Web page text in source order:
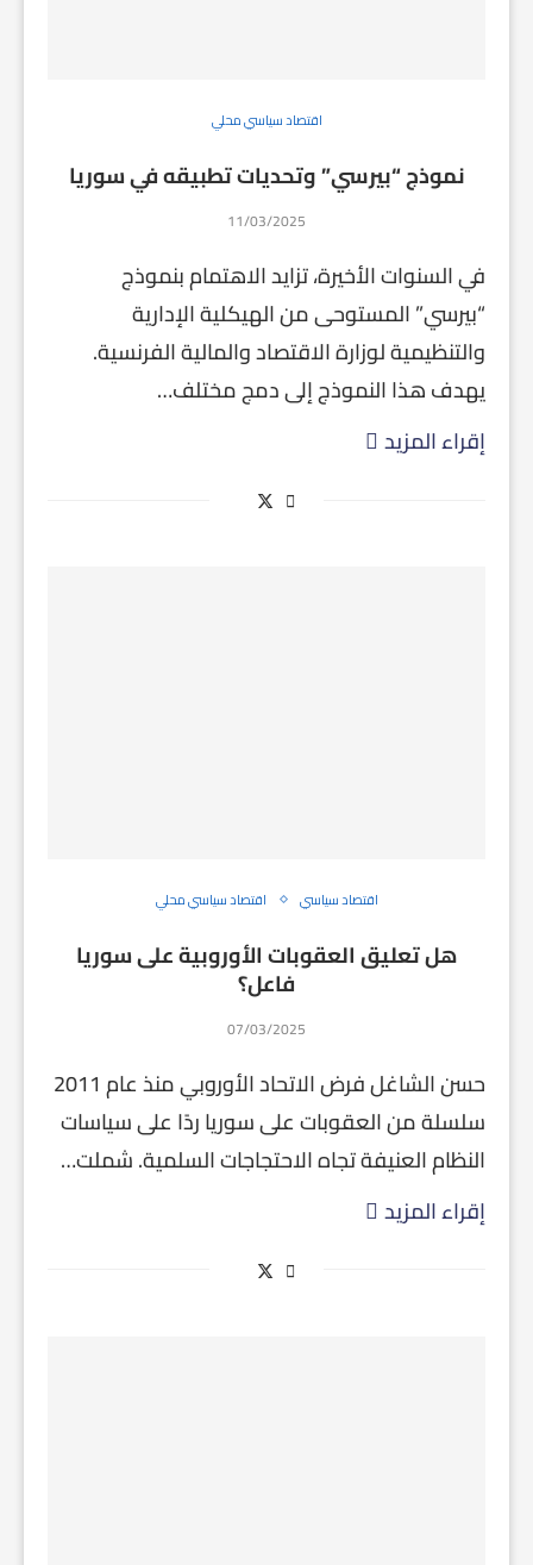
اقتصاد سياسي محلي
نموذج “بيرسي” وتحديات تطبيقه في سوريا
11/03/2025
في السنوات الأخيرة، تزايد الاهتمام بنموذج
“بيرسي” المستوحى من الهيكلية الإدارية
والتنظيمية لوزارة الاقتصاد والمالية الفرنسية.
يهدف هذا النموذج إلى دمج مختلف…
إقراء المزيد
اقتصاد سياسي اقتصاد سياسي محلي
هل تعليق العقوبات الأوروبية على سوريا
فاعل؟
07/03/2025
حسن الشاغل فرض الاتحاد الأوروبي منذ عام 2011
سلسلة من العقوبات على سوريا ردًا على سياسات
النظام العنيفة تجاه الاحتجاجات السلمية. شملت…
إقراء المزيد